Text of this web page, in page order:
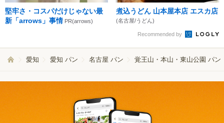
堅牢さ・コスパだけじゃない最
新「arrows」事情 PR(arrows)
煮込うどん 山本屋本店 エスカ店
(名古屋/うどん)
Recommended by
愛知 愛知 パン 名古屋 パン 覚王山・本山・東山公園 パン